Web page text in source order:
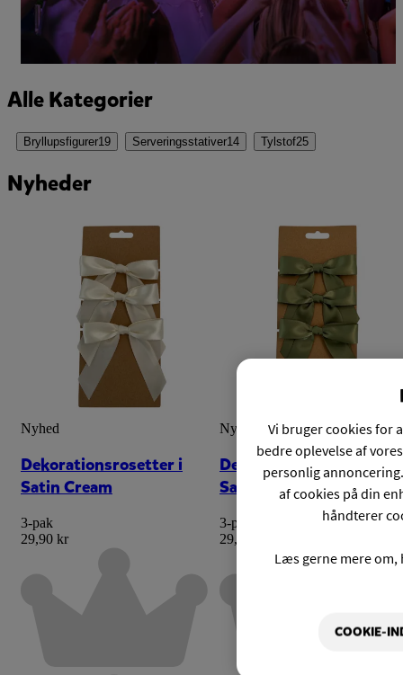
Alle Kategorier
Bryllupsfigurer19 Serveringsstativer14 Tylstof25
Nyheder
Nyhed
Dekorationsrosetter i
Satin Cream
3-pak
29,90 kr
Nyhed
Dekorationsrosetter i
Satin Grøn
3-pak
29,90 kr
Vi bruger cookies for
bedre oplevelse af
personlig
af cookies på din
håndterer
Læs gerne mere
COOKIE-